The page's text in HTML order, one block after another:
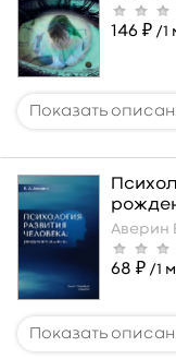
146 ₽ /1
Аверин
68 ₽ /1